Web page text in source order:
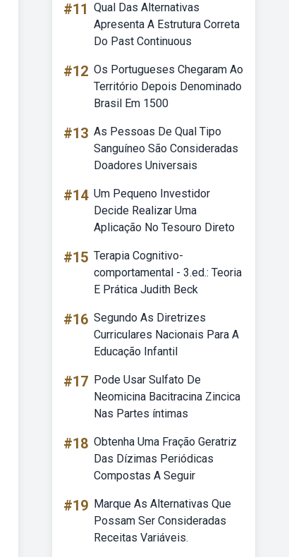
#11 Qual Das Alternativas
Apresenta A Estrutura Correta
Do Past Continuous
#12 Os Portugueses Chegaram Ao
Território Depois Denominado
Brasil Em 1500
#13 As Pessoas De Qual Tipo
Sanguíneo São Consideradas
Doadores Universais
#14 Um Pequeno Investidor
Decide Realizar Uma
Aplicação No Tesouro Direto
#15 Terapia Cognitivo-
comportamental - 3.ed.: Teoria
E Prática Judith Beck
#16 Segundo As Diretrizes
Curriculares Nacionais Para A
Educação Infantil
#17 Pode Usar Sulfato De
Neomicina Bacitracina Zincica
Nas Partes íntimas
#18 Obtenha Uma Fração Geratriz
Das Dízimas Periódicas
Compostas A Seguir
#19 Marque As Alternativas Que
Possam Ser Consideradas
Receitas Variáveis.